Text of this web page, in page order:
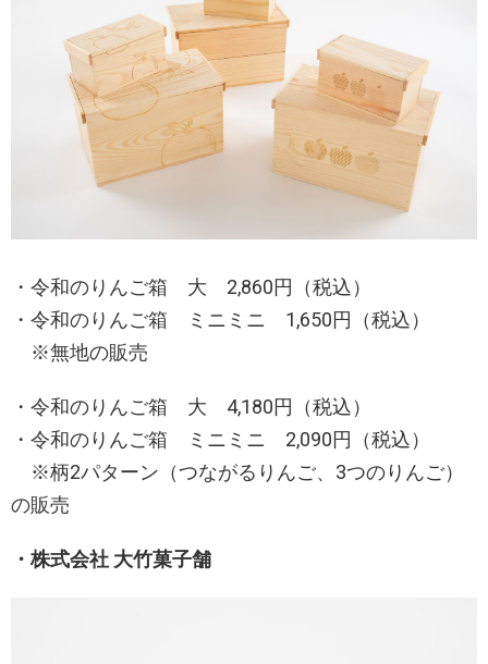
・令和のりんご箱 大 2,860円（税込）
・令和のりんご箱 ミニミニ 1,650円（税込）
※無地の販売
・令和のりんご箱 大 4,180円（税込）
・令和のりんご箱 ミニミニ 2,090円（税込）
※柄2パターン（つながるりんご、3つのりんご）
の販売
・株式会社 大竹菓子舗